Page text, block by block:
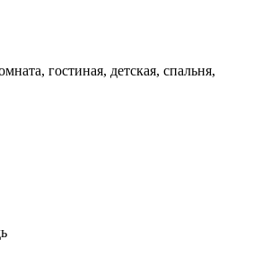
гостиная, детская, спальня,